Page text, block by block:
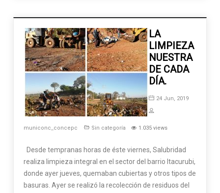
LA
LIMPIEZA
NUESTRA
DE CADA
DÍA.
24 Jun, 2019
municonc_concepc Sin categoría 1.035 views
Desde tempranas horas de éste viernes, Salubridad
realiza limpieza integral en el sector del barrio Itacurubi,
donde ayer jueves, quemaban cubiertas y otros tipos de
basuras. Ayer se realizó la recolección de residuos del